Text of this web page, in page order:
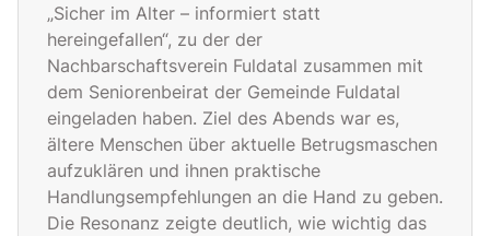
„Sicher im Alter – informiert statt
hereingefallen“, zu der der
Nachbarschaftsverein Fuldatal zusammen mit
dem Seniorenbeirat der Gemeinde Fuldatal
eingeladen haben. Ziel des Abends war es,
ältere Menschen über aktuelle Betrugsmaschen
aufzuklären und ihnen praktische
Handlungsempfehlungen an die Hand zu geben.
Die Resonanz zeigte deutlich, wie wichtig das